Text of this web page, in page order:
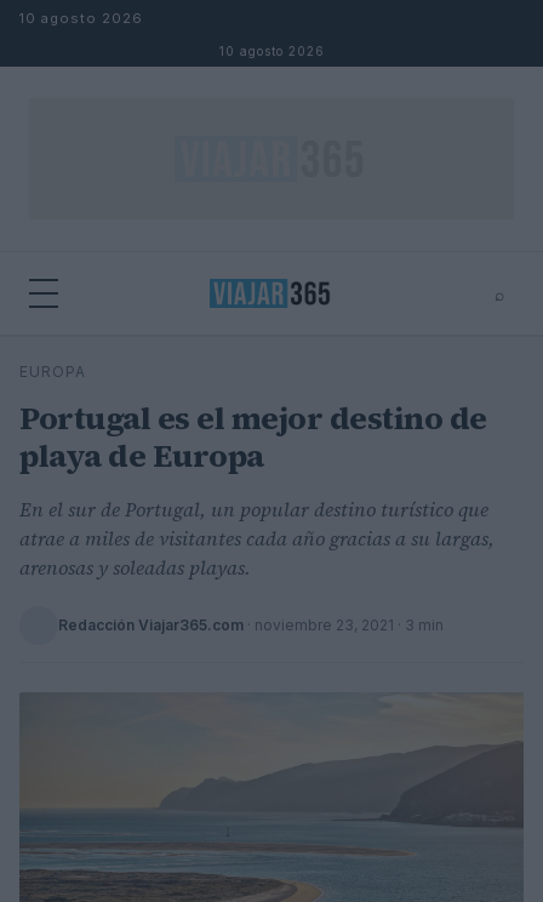
Saltar al contenido
10 agosto 2026
10 agosto 2026
⌕
Buscar
EUROPA
Portugal es el mejor destino de
playa de Europa
En el sur de Portugal, un popular destino turístico que
atrae a miles de visitantes cada año gracias a su largas,
arenosas y soleadas playas.
Redacción Viajar365.com · noviembre 23, 2021 · 3 min